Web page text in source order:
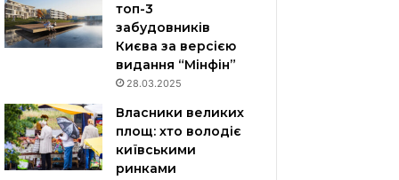
топ-3
забудовників
Києва за версією
видання “Мінфін”
28.03.2025
Власники великих
площ: хто володіє
київськими
ринками